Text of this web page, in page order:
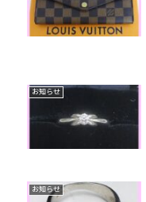
お知らせ
お知らせ